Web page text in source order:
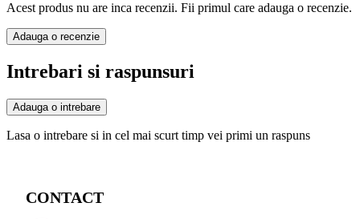
Acest produs nu are inca recenzii. Fii primul care adauga o recenzie.
Adauga o recenzie
Intrebari si raspunsuri
Adauga o intrebare
Lasa o intrebare si in cel mai scurt timp vei primi un raspuns
CONTACT